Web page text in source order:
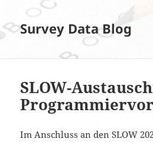
Survey Data Blog
SLOW-
Im Anschluss an den SLOW